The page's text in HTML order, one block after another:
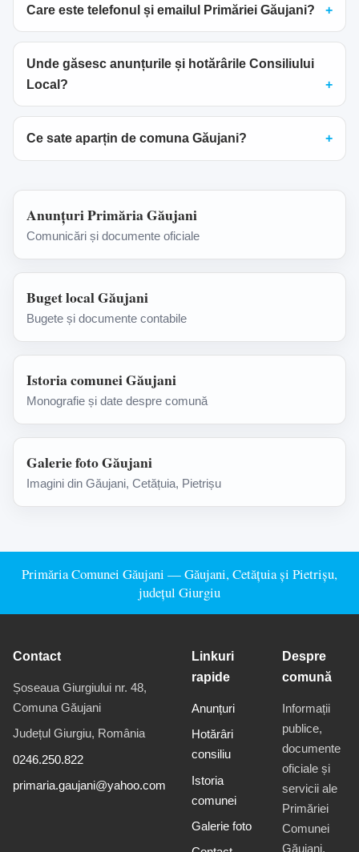
Care este telefonul și emailul Primăriei Găujani?
Unde găsesc anunțurile și hotărârile Consiliului
Local?
Ce sate aparțin de comuna Găujani?
Anunțuri Primăria Găujani
Comunicări și documente oficiale
Buget local Găujani
Bugete și documente contabile
Istoria comunei Găujani
Monografie și date despre comună
Galerie foto Găujani
Imagini din Găujani, Cetățuia, Pietrișu
Primăria Comunei Găujani — Găujani, Cetățuia și Pietrișu,
județul Giurgiu
Contact
Șoseaua Giurgiului nr. 48,
Comuna Găujani
Județul Giurgiu, România
0246.250.822
primaria.gaujani@yahoo.com
Linkuri
rapide
Anunțuri
Hotărâri
consiliu
Istoria
comunei
Galerie foto
Despre
comună
Informații
publice,
documente
oficiale și
servicii ale
Primăriei
Comunei
Găujani,